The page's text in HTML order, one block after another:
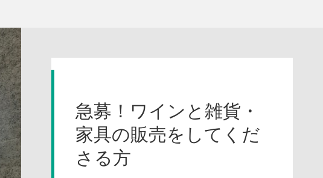
急募！ワインと雑貨・
家具の販売をしてくだ
さる方